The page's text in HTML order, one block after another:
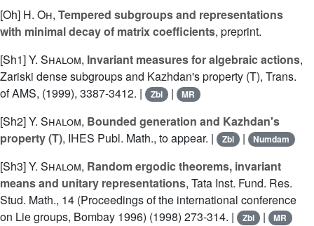
[Oh] H. Oh, Tempered subgroups and representations
with minimal decay of matrix coefficients, preprint.
[Sh1]Y. Shalom, Invariant measures for algebraic actions,
Zariski dense subgroups and Kazhdan's property (T), Trans.
of AMS, (1999), 3387-3412. |
Zbl | MR
[Sh2]Y. Shalom, Bounded generation and Kazhdan's
property (T), IHES Publ. Math., to appear. | Zbl | Numdam
[Sh3]Y. Shalom, Random ergodic theorems, invariant
means and unitary representations, Tata Inst. Fund. Res.
Stud. Math., 14 (Proceedings of the international conference
on Lie groups, Bombay 1996) (1998) 273-314. |
Zbl | MR